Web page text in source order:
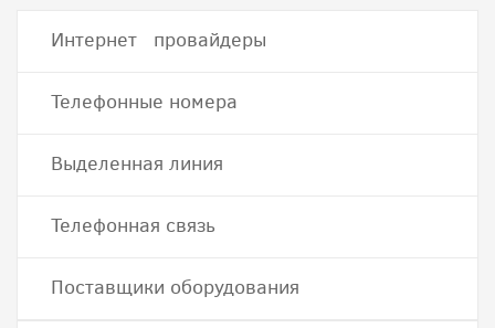
Интернет провайдеры
Телефонные номера
Выделенная линия
Телефонная связь
Поставщики оборудования